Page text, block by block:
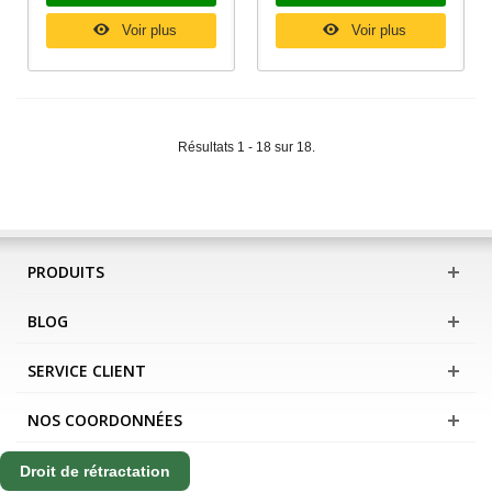
Voir plus Voir plus
Résultats 1 - 18 sur 18.
PRODUITS
BLOG
SERVICE CLIENT
NOS COORDONNÉES
Droit de rétractation